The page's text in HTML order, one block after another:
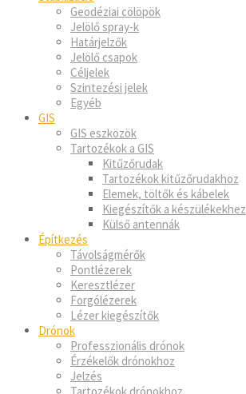
Geodéziai cölöpök
Jelölő spray-k
Határjelzők
Jelölő csapok
Céljelek
Szintezési jelek
Egyéb
GIS
GIS eszközök
Tartozékok a GIS
Kitűzőrudak
Tartozékok kitűzőrudakhoz
Elemek, töltők és kábelek
Kiegészítők a készülékekhez
Külső antennák
Építkezés
Távolságmérők
Pontlézerek
Keresztlézer
Forgólézerek
Lézer kiegészítők
Drónok
Professzionális drónok
Érzékelők drónokhoz
Jelzés